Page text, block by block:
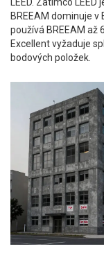
BREEAM dominuje v
používá BREEAM až
Excellent vyžaduje
bodových položek.